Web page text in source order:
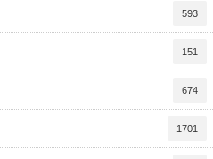
593
151
674
1701